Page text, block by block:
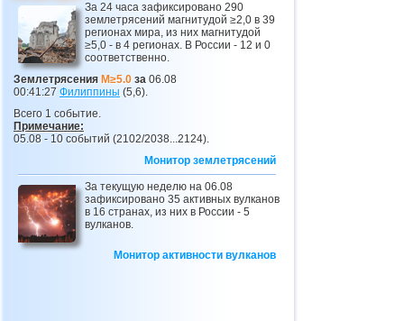
За 24 часа зафиксировано 290
землетрясений магнитудой ≥2,0 в 39
регионах мира, из них магнитудой
≥5,0 - в 4 регионах. В России - 12 и 0
соответственно.
Землетрясения M≥5.0 за 06.08
00:41:27 Филиппины (5,6).
Всего 1 событие.
Примечание:
05.08 - 10 событий (2102/2038...2124).
Монитор землетрясений
За текущую неделю на 06.08
зафиксировано 35 активных вулканов
в 16 странах, из них в России - 5
вулканов.
Монитор активности вулканов